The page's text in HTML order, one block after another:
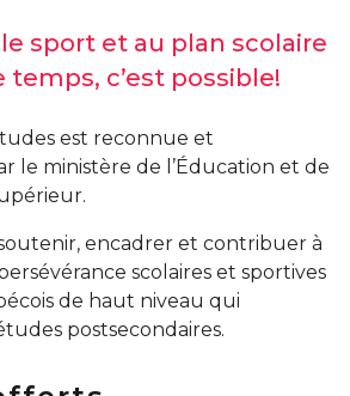
sport et au plan scolaire
c’est possible!
est reconnue et
le ministère de l’Éducation et de
encadrer et contribuer à
scolaires et sportives
de haut niveau qui
postsecondaires.